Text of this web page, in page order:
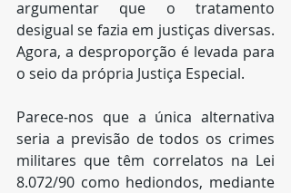
argumentar que o tratamento
desigual se fazia em justiças diversas.
Agora, a desproporção é levada para
o seio da própria Justiça Especial.
Parece-nos que a única alternativa
seria a previsão de todos os crimes
militares que têm correlatos na Lei
8.072/90 como hediondos, mediante